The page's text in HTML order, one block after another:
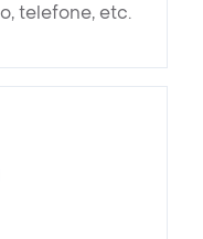
telefone, etc.